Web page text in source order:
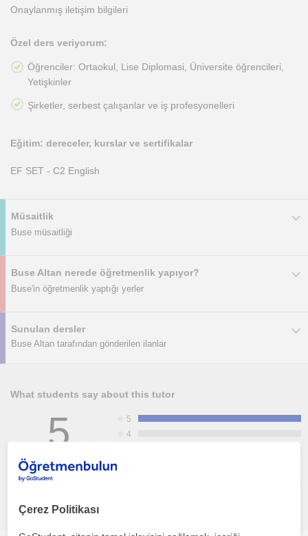
Onaylanmış iletişim bilgileri
Özel ders veriyorum:
Öğrenciler: Ortaokul, Lise Diplomasi, Üniversite öğrencileri,
Yetişkinler
Şirketler, serbest çalışanlar ve iş profesyonelleri
Eğitim: dereceler, kurslar ve sertifikalar
EF SET - C2 English
Müsaitlik
Buse müsaitliği
Buse Altan nerede öğretmenlik yapıyor?
Buse'in öğretmenlik yaptığı yerler
Sunulan dersler
Buse Altan tarafından gönderilen ilanlar
What students say about this tutor
5
1 recommendation
5
4
Çerez Politikası